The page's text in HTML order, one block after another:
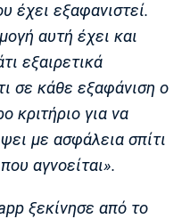
έχει εξαφανιστεί.
αυτή έχει και
εξαιρετικά
σε κάθε εξαφάνιση ο
κριτήριο για να
με ασφάλεια σπίτι
αγνοείται».
ξεκίνησε από το